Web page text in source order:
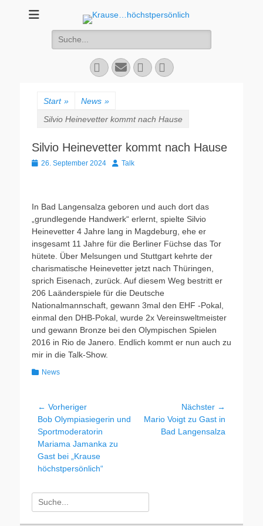
Suchen
nach:
Facebook
E-
Mail
YouTubeInstagram
Start » News »
Silvio Heinevetter kommt nach Hause
Silvio Heinevetter kommt nach Hause
Veröffentlicht
26. September 2024 AutorTalk
In Bad Langensalza geboren und auch dort das
„grundlegende Handwerk“ erlernt, spielte Silvio
Heinevetter 4 Jahre lang in Magdeburg, ehe er
insgesamt 11 Jahre für die Berliner Füchse das Tor
hütete. Über Melsungen und Stuttgart kehrte der
charismatische Heinevetter jetzt nach Thüringen,
sprich Eisenach, zurück. Auf diesem Weg bestritt er
206 Laänderspiele für die Deutsche
Nationalmannschaft, gewann 3mal den EHF -Pokal,
einmal den DHB-Pokal, wurde 2x Vereinsweltmeister
und gewann Bronze bei den Olympischen Spielen
2016 in Rio de Janero. Endlich kommt er nun auch zu
mir in die Talk-Show.
Kategorien
News
Beitragsnavigation
← Vorheriger
Vorheriger
Beitrag:
Bob Olympiasiegerin und
Sportmoderatorin
Mariama Jamanka zu
Gast bei „Krause
höchstpersönlich“
Nächster →
Nächster
Mario Voigt zu Gast in
Bad Langensalza
Suchen
nach: